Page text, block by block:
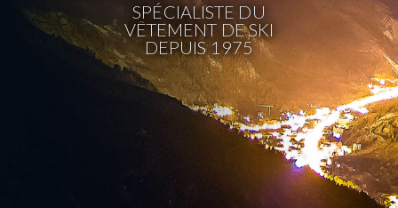
SPÉCIALISTE DU
VÊTEMENT DE SKI
DEPUIS 1975